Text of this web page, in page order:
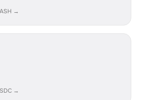
→
→